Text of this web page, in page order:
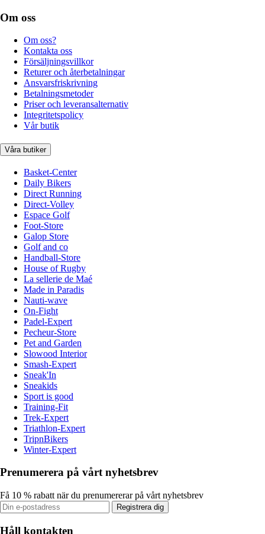
Om oss
Om oss?
Kontakta oss
Försäljningsvillkor
Returer och återbetalningar
Ansvarsfriskrivning
Betalningsmetoder
Priser och leveransalternativ
Integritetspolicy
Vår butik
Våra butiker
Basket-Center
Daily Bikers
Direct Running
Direct-Volley
Espace Golf
Foot-Store
Galop Store
Golf and co
Handball-Store
House of Rugby
La sellerie de Maé
Made in Paradis
Nauti-wave
On-Fight
Padel-Expert
Pecheur-Store
Pet and Garden
Slowood Interior
Smash-Expert
Sneak'In
Sneakids
Sport is good
Training-Fit
Trek-Expert
Triathlon-Expert
TripnBikers
Winter-Expert
Prenumerera på vårt nyhetsbrev
Få 10 % rabatt när du prenumererar på vårt nyhetsbrev
Registrera dig
Håll kontakten